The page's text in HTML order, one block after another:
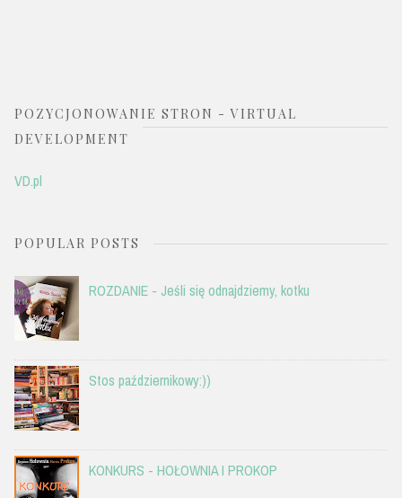
POZYCJONOWANIE STRON - VIRTUAL
DEVELOPMENT
VD.pl
POPULAR POSTS
ROZDANIE - Jeśli się odnajdziemy, kotku
Stos październikowy:))
KONKURS - HOŁOWNIA I PROKOP